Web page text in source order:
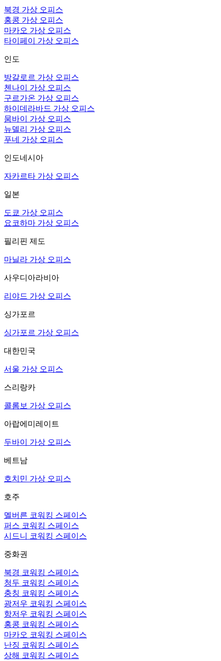
북경 가상 오피스
홍콩 가상 오피스
마카오 가상 오피스
타이페이 가상 오피스
인도
방갈로르 가상 오피스
첸나이 가상 오피스
구르가온 가상 오피스
하이데라바드 가상 오피스
뭄바이 가상 오피스
뉴델리 가상 오피스
푸네 가상 오피스
인도네시아
자카르타 가상 오피스
일본
도쿄 가상 오피스
요코하마 가상 오피스
필리핀 제도
마닐라 가상 오피스
사우디아라비아
리야드 가상 오피스
싱가포르
싱가포르 가상 오피스
대한민국
서울 가상 오피스
스리랑카
콜롬보 가상 오피스
아랍에미레이트
두바이 가상 오피스
베트남
호치민 가상 오피스
호주
멜버른 코워킹 스페이스
퍼스 코워킹 스페이스
시드니 코워킹 스페이스
중화권
북경 코워킹 스페이스
청두 코워킹 스페이스
충칭 코워킹 스페이스
광저우 코워킹 스페이스
항저우 코워킹 스페이스
홍콩 코워킹 스페이스
마카오 코워킹 스페이스
난징 코워킹 스페이스
상해 코워킹 스페이스